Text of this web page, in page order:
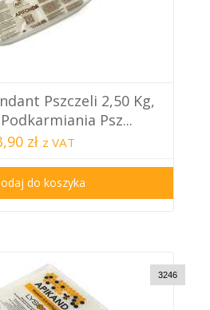
Pszczeli 2,50 Kg,
Psz...
zł z VAT
do koszyka
3246